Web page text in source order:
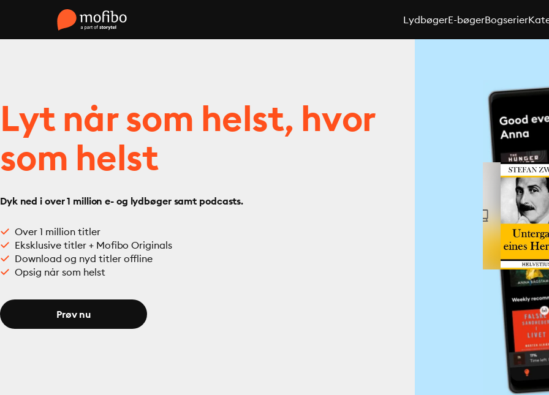
LydbøgerE-bøgerBogserier
Lyt når som helst, hvor
som helst
Dyk ned i over 1 million e- og lydbøger samt podcasts.
Over 1 million titler
Eksklusive titler + Mofibo Originals
Download og nyd titler offline
Opsig når som helst
Prøv nu